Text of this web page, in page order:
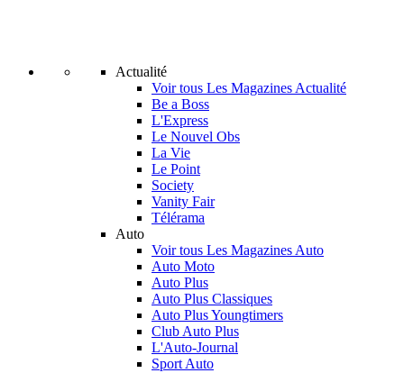
Actualité
Voir tous Les Magazines Actualité
Be a Boss
L'Express
Le Nouvel Obs
La Vie
Le Point
Society
Vanity Fair
Télérama
Auto
Voir tous Les Magazines Auto
Auto Moto
Auto Plus
Auto Plus Classiques
Auto Plus Youngtimers
Club Auto Plus
L'Auto-Journal
Sport Auto